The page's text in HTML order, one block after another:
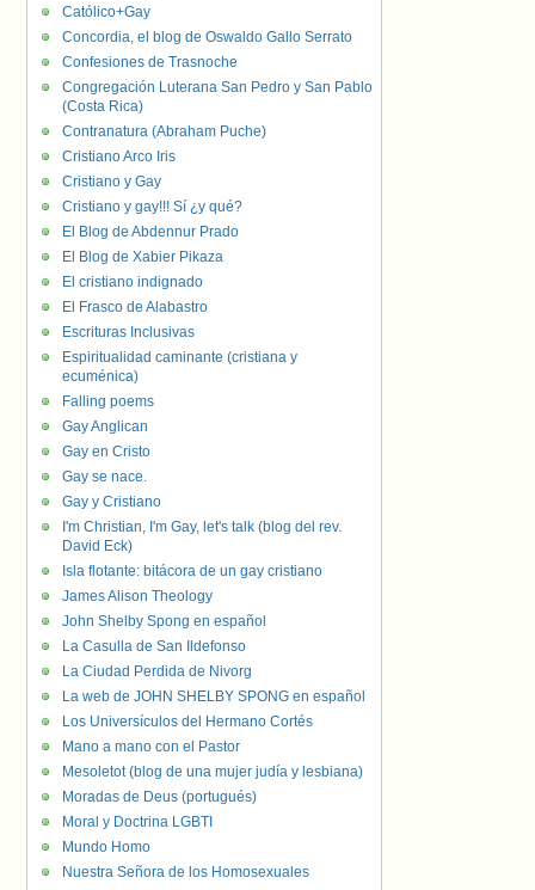
Católico+Gay
Concordia, el blog de Oswaldo Gallo Serrato
Confesiones de Trasnoche
Congregación Luterana San Pedro y San Pablo
(Costa Rica)
Contranatura (Abraham Puche)
Cristiano Arco Iris
Cristiano y Gay
Cristiano y gay!!! Sí ¿y qué?
El Blog de Abdennur Prado
El Blog de Xabier Pikaza
El cristiano indignado
El Frasco de Alabastro
Escrituras Inclusivas
Espiritualidad caminante (cristiana y
ecuménica)
Falling poems
Gay Anglican
Gay en Cristo
Gay se nace.
Gay y Cristiano
I'm Christian, I'm Gay, let's talk (blog del rev.
David Eck)
Isla flotante: bitácora de un gay cristiano
James Alison Theology
John Shelby Spong en español
La Casulla de San Ildefonso
La Ciudad Perdida de Nivorg
La web de JOHN SHELBY SPONG en español
Los Universículos del Hermano Cortés
Mano a mano con el Pastor
Mesoletot (blog de una mujer judía y lesbiana)
Moradas de Deus (portugués)
Moral y Doctrina LGBTI
Mundo Homo
Nuestra Señora de los Homosexuales